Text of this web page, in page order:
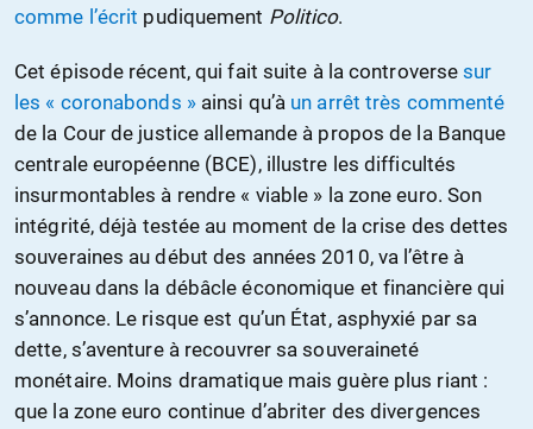
comme l’écrit pudiquement Politico.
Cet épisode récent, qui fait suite à la controversesur
les « coronabonds »ainsi qu’à un arrêt très commenté
de la Cour de justice allemande à propos de la Banque
centrale européenne (BCE), illustre les difficultés
insurmontables à rendre « viable » la zone euro. Son
intégrité, déjà testée au moment de la crise des dettes
souveraines au début des années 2010, va l’être à
nouveau dans la débâcle économique et financière qui
s’annonce. Le risque est qu’un État, asphyxié par sa
dette, s’aventure à recouvrer sa souveraineté
monétaire. Moins dramatique mais guère plus riant :
que la zone euro continue d’abriter des divergences